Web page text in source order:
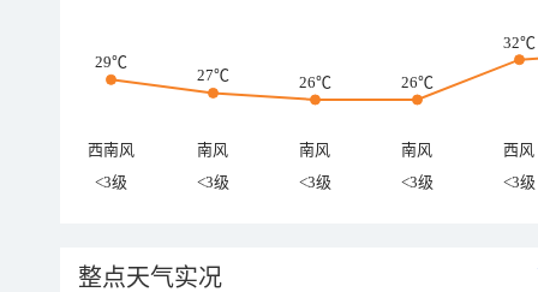
29℃
27℃ 26℃ 26℃
32℃
西南风 南风 南风 南风
西风
<3级
<3级 <3级 <3级 <3级
整点天气实况